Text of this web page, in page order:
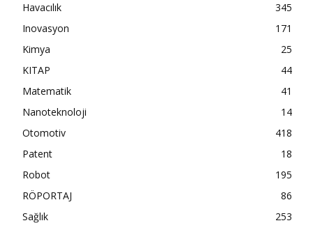
Havacılık
345
Inovasyon
171
Kimya
25
KITAP
44
Matematik
41
Nanoteknoloji
14
Otomotiv
418
Patent
18
Robot
195
RÖPORTAJ
86
Sağlık
253